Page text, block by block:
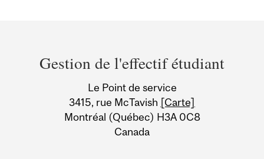
and
University
Information
Gestion de l'effectif étudiant
Le Point de service
3415, rue McTavish [Carte]
Montréal (Québec) H3A 0C8
Canada